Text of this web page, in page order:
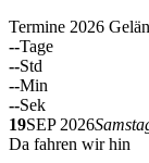
Termine 2026
--Tage
--Std
--Min
--Sek
19SEP 2026
Da fahren wir hin